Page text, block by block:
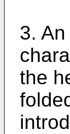
3.
the